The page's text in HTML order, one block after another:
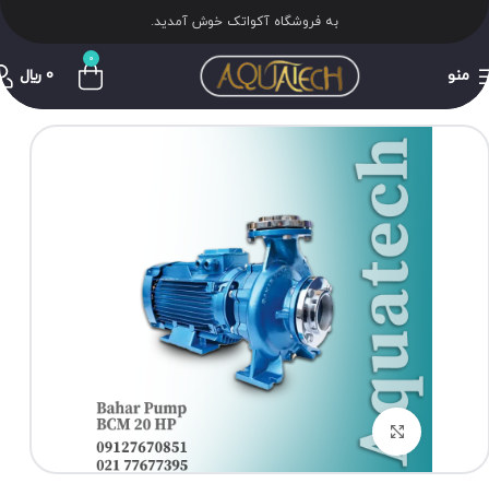
به فروشگاه آکواتک خوش آمدید.
منو
0
0 ﷼
برای بزرگنمایی کلیک کنید